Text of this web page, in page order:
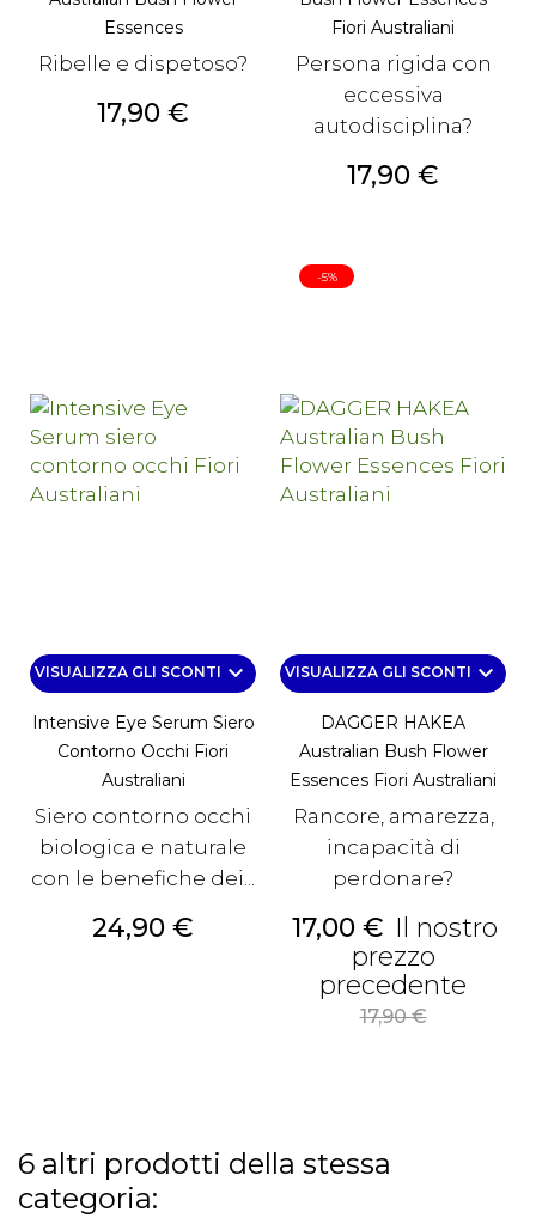
Essences
Ribelle e dispetoso?
Prezzo
17,90 €
Fiori Australiani
Persona rigida con
eccessiva
autodisciplina?
Prezzo
17,90 €
VISUALIZZA GLI SCONTI keyboard_arrow_down
Intensive Eye Serum Siero
Contorno Occhi Fiori
Australiani
Siero contorno occhi
biologica e naturale
con le benefiche dei...
Prezzo
24,90 €
VISUALIZZA GLI SCONTI keyboard_arrow_down
DAGGER HAKEA
Australian Bush Flower
Essences Fiori Australiani
Rancore, amarezza,
incapacità di
perdonare?
Prezzo
17,00 € Il nostro
prezzo
precedente
17,90 €
-5%
6 altri prodotti della stessa
categoria: